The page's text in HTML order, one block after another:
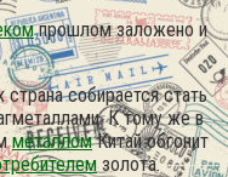
прошлом заложено и
собирается стать
К тому же в
металломКитай обгонит
золота.